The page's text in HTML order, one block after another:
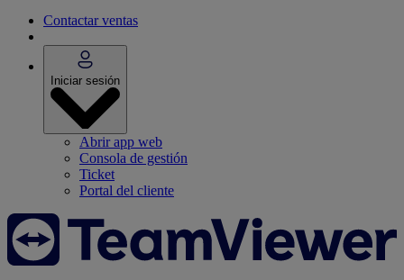
Contactar ventas
Iniciar sesión
Abrir app web
Consola de gestión
Ticket
Portal del cliente